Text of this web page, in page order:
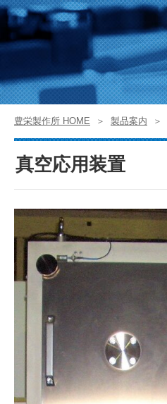
豊栄製作所 HOME 製品案内
真空応用装置